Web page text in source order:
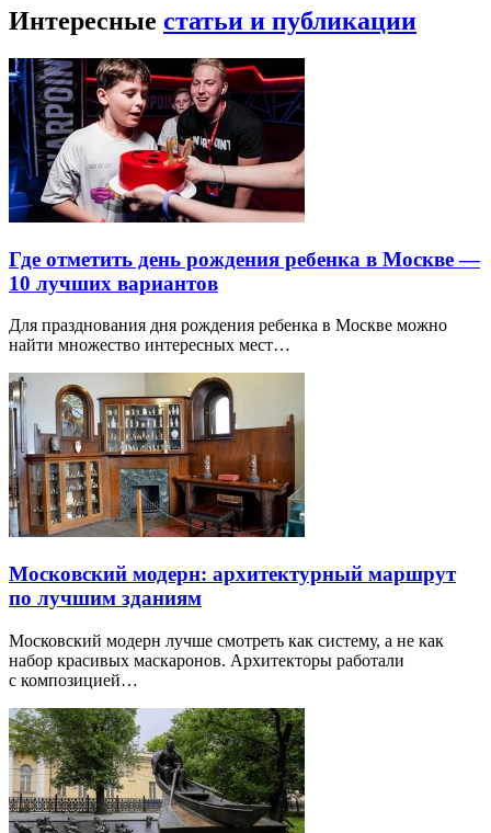
Интересные статьи и публикации
Где отметить день рождения ребенка в Москве —
10 лучших вариантов
Для празднования дня рождения ребенка в Москве можно
найти множество интересных мест…
Московский модерн: архитектурный маршрут
по лучшим зданиям
Московский модерн лучше смотреть как систему, а не как
набор красивых маскаронов. Архитекторы работали
с композицией…